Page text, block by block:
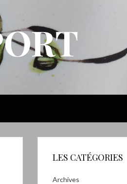
LES CATÉGORIES
Archives